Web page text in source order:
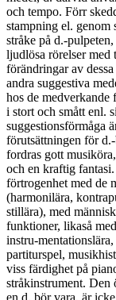
och tempo. Förr
stampning el. genom
stråke på d.-
ljudlösa rörelser med
förändringar av
andra suggestiva
hos de medverkande
i stort och smått enl.
suggestionsförmåga
förutsättningen för
fordras gott
och en kraftig
förtrogenhet med de
(harmonilära,
stillära), med
funktioner, likaså
instru-
partiturspel,
viss färdighet på
stråkinstrument. Den
en d. bör vara, är